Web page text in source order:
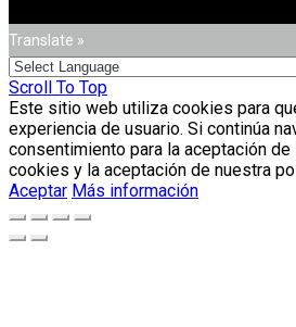
Translate »
Scroll To Top
Este sitio web utiliza cookies para
experiencia de usuario. Si continúa
consentimiento para la aceptación
cookies y la aceptación de nuestra
Aceptar Más información